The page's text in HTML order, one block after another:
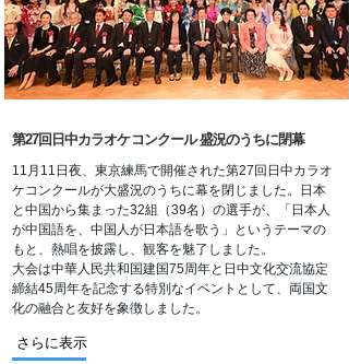
第27回日中カラオケコンクール 盛況のうちに閉幕
11月11日夜、東京練馬で開催された第27回日中カラオ
ケコンクールが大盛況のうちに幕を閉じました。日本
と中国から集まった32組（39名）の選手が、「日本人
が中国語を、中国人が日本語を歌う」というテーマの
もと、熱唱を披露し、観客を魅了しました。
大会は中華人民共和国建国75周年と日中文化交流協定
締結45周年を記念する特別なイベントとして、両国文
化の融合と友好を象徴しました。
さらに表示